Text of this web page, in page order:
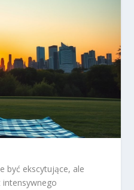
być ekscytujące, ale
intensywnego